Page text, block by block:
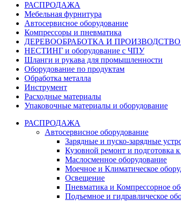
РАСПРОДАЖА
Мебельная фурнитура
Автосервисное оборудование
Компрессоры и пневматика
ДЕРЕВООБРАБОТКА И
НЕСТИНГ и оборудование с ЧПУ
Шланги и рукава для промышленности
Оборудование по продуктам
Обработка металла
Инструмент
Расходные материалы
Упаковочные материалы и оборудование
РАСПРОДАЖА
Автосервисное оборудование
Зарядные и пуско-зарядные
Кузовной ремонт и подготовка к
Маслосменное оборудование
Моечное и Климатическое
Освещение
Пневматика и Компрессорное
Подъемное и гидравлическое